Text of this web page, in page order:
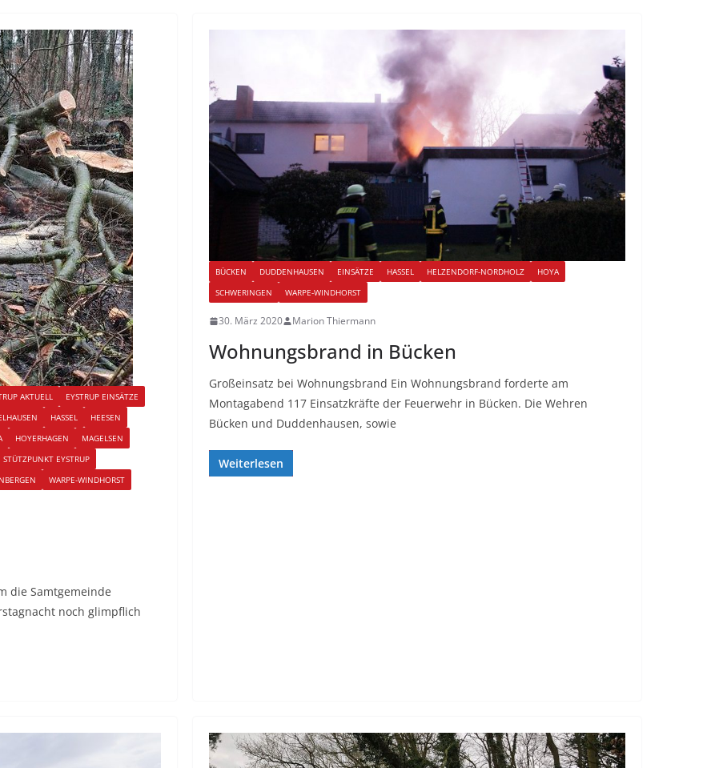
AKTUELL
EYSTRUP EINSÄTZE
HASSEL
HEESEN
HOYERHAGEN
MAGELSEN
STÜTZPUNKT EYSTRUP
WARPE-WINDHORST
die Samtgemeinde
noch glimpflich
BÜCKEN DUDDENHAUSEN EINSÄTZE HASSEL HELZENDORF-NORDHOLZ
HOYA
SCHWERINGEN
WARPE-WINDHORST
30. März 2020 Marion Thiermann
Wohnungsbrand in Bücken
Großeinsatz bei Wohnungsbrand Ein Wohnungsbrand forderte am
Montagabend 117 Einsatzkräfte der Feuerwehr in Bücken. Die Wehren
Bücken und Duddenhausen, sowie
Weiterlesen